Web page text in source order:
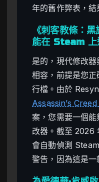
年的舊作弊表，結
《刺客教條：
能在 Steam 上
是的，現代修改
相容，前提是您
行檔。由於
Assassin’s
案，您需要一個
改器。截至 2026
會自動偵測
警告，因為這是一